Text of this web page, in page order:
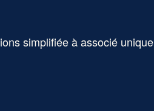
simplifiée à associé unique